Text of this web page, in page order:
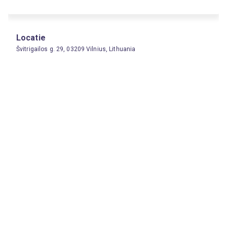
Locatie
Švitrigailos g. 29, 03209 Vilnius, Lithuania